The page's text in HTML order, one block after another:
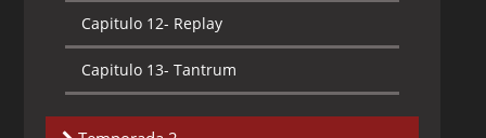
Capitulo 12- Replay
Capitulo 13- Tantrum